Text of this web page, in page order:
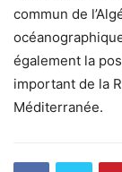
commun de
également la
important de la
Méditerranée.